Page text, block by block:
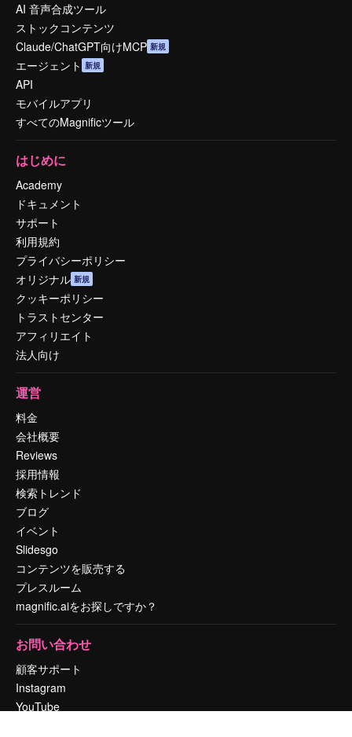
AI 音声合成ツール
ストックコンテンツ
Claude/ChatGPT向けMCP 新規
エージェント 新規
API
モバイルアプリ
すべてのMagnificツール
はじめに
Academy
ドキュメント
サポート
利用規約
プライバシーポリシー
オリジナル 新規
クッキーポリシー
トラストセンター
アフィリエイト
法人向け
運営
料金
会社概要
Reviews
採用情報
検索トレンド
ブログ
イベント
Slidesgo
コンテンツを販売する
プレスルーム
magnific.aiをお探しですか？
お問い合わせ
顧客サポート
Instagram
YouTube